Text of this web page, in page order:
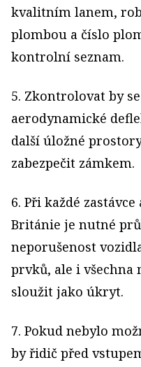
kvalitním lanem,
plombou a číslo
kontrolní seznam.
5. Zkontrolovat by
aerodynamické
další úložné
zabezpečit zámkem.
6. Při každé
Británie je nutné
neporušenost
prvků, ale i
sloužit jako úkryt.
7. Pokud nebylo
by řidič před